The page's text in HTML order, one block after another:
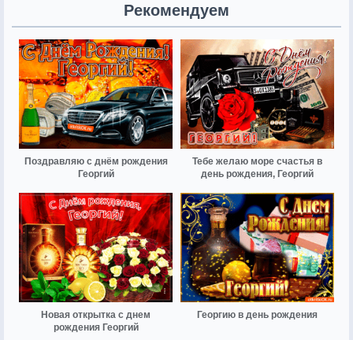
Рекомендуем
Поздравляю с днём рождения
Георгий
Тебе желаю море счастья в
день рождения, Георгий
Новая открытка с днем
рождения Георгий
Георгию в день рождения